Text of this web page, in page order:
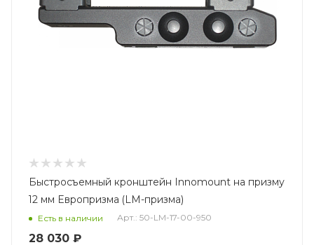
Быстросъемный кронштейн Innomount на призму
12 мм Европризма (LM-призма)
Есть в наличии Арт.: 50-LM-17-00-950
28 030 ₽